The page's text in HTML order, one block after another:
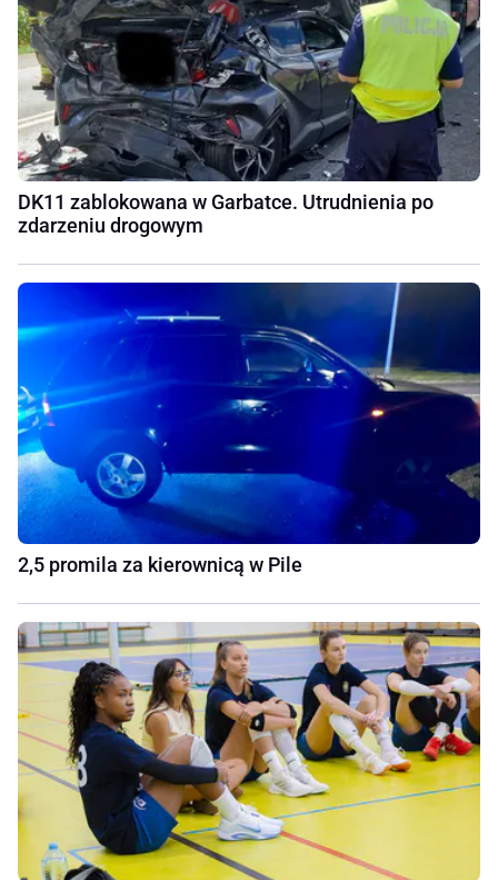
DK11 zablokowana w Garbatce. Utrudnienia po
zdarzeniu drogowym
2,5 promila za kierownicą w Pile